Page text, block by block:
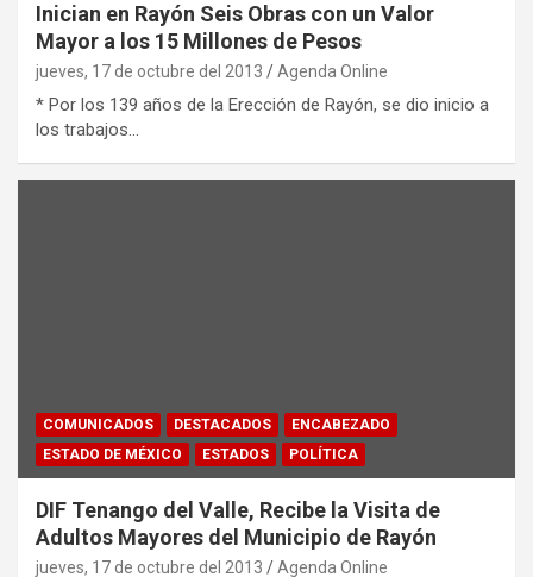
Inician en Rayón Seis Obras con un Valor
Mayor a los 15 Millones de Pesos
jueves, 17 de octubre del 2013 Agenda Online
* Por los 139 años de la Erección de Rayón, se dio inicio a
los trabajos…
COMUNICADOS DESTACADOS
ENCABEZADO
ESTADO DE MÉXICO
ESTADOS POLÍTICA
DIF Tenango del Valle, Recibe la Visita de
Adultos Mayores del Municipio de Rayón
jueves, 17 de octubre del 2013 Agenda Online